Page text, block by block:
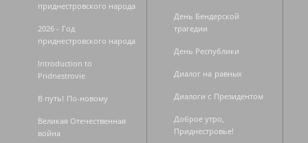
приднестровского народа
2026 - Год
приднестровского народа
Introduction to
Pridnestrovie
В путь! По-новому
Великая Отечественная
война
День Бендерской
трагедии
День Республики
Диалог на равных
Диалоги с Президентом
Доброе утро,
Приднестровье!